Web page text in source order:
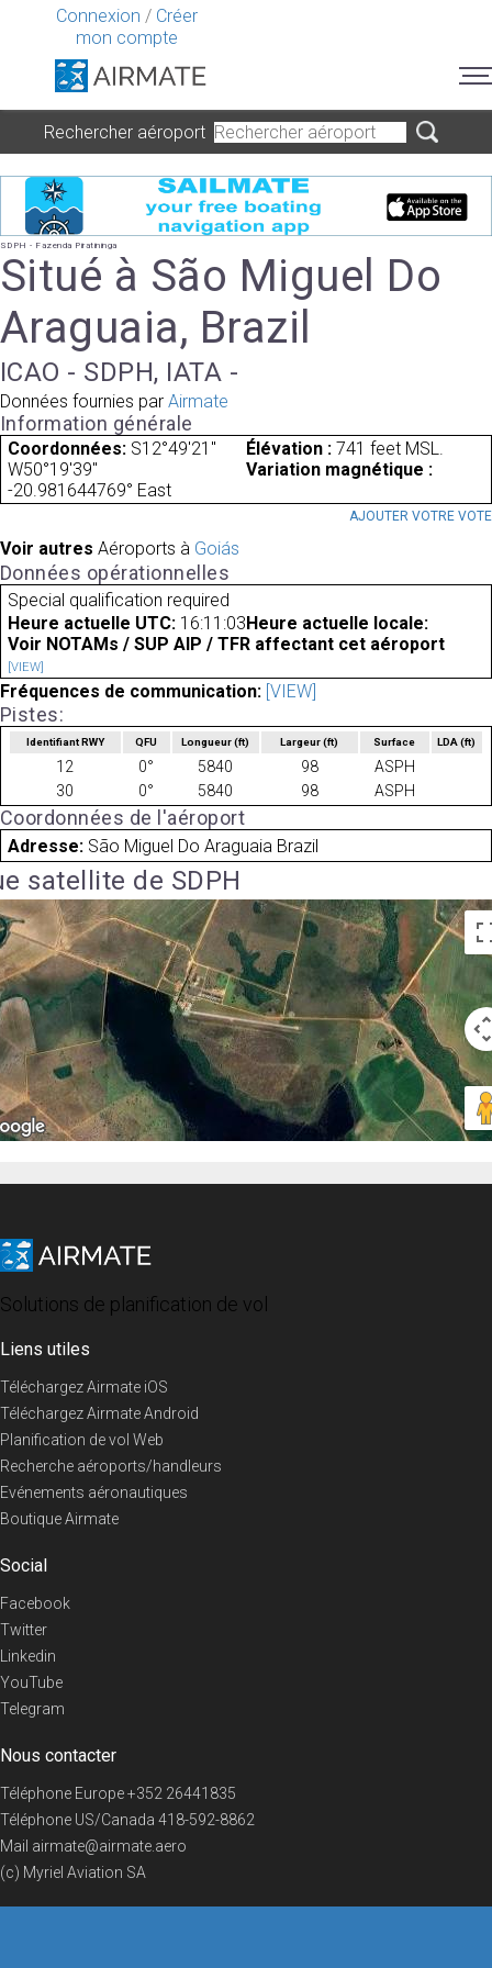
Connexion / Créer
mon compte
Rechercher aéroport
SDPH - Fazenda Piratininga
Situé à São Miguel Do
Araguaia, Brazil
ICAO - SDPH, IATA -
Données fournies par Airmate
Information générale
Coordonnées: S12°49'21"
W50°19'39"
Élévation : 741 feet MSL.
Variation magnétique :
-20.981644769° East
AJOUTER VOTRE VOTE
Voir autres Aéroports à Goiás
Données opérationnelles
Special qualification required
Heure actuelle UTC: 16:11:03 Heure actuelle locale:
Voir NOTAMs / SUP AIP / TFR affectant cet aéroport
[VIEW]
Fréquences de communication: [VIEW]
Pistes:
Identifiant RWY QFU Longueur(ft) Largeur(ft) Surface LDA(ft)
12 0° 5840 98
ASPH
30
0° 5840 98 ASPH
Coordonnées de l'aéroport
Adresse: São Miguel Do Araguaia Brazil
satellite de SDPH
Solutions de planification de vol
Liens utiles
Téléchargez Airmate iOS
Téléchargez Airmate Android
Planification de vol Web
Recherche aéroports/handleurs
Evénements aéronautiques
Boutique Airmate
Social
Facebook
Twitter
Linkedin
YouTube
Telegram
Nous contacter
Téléphone Europe+352 26441835
Téléphone US/Canada 418-592-8862
Mail airmate@airmate.aero
(c) Myriel Aviation SA